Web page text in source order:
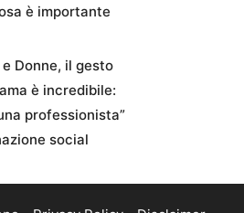
è importante
Donne, il gesto
è incredibile:
professionista”
social